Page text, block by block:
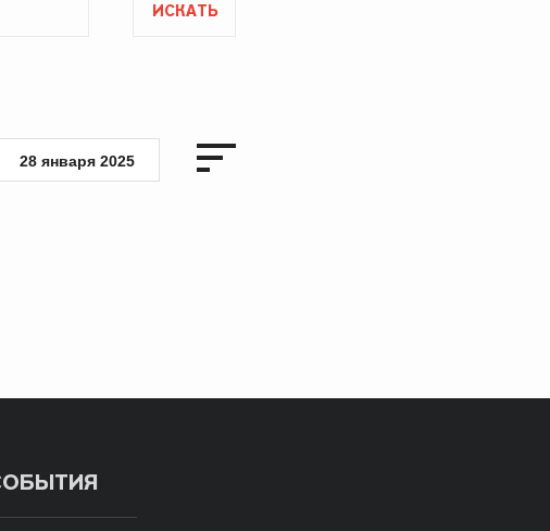
ИСКАТЬ
28 января 2025